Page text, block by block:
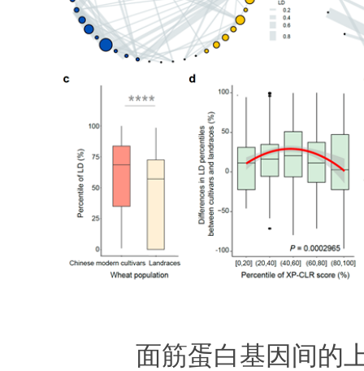
面筋蛋白基因间的